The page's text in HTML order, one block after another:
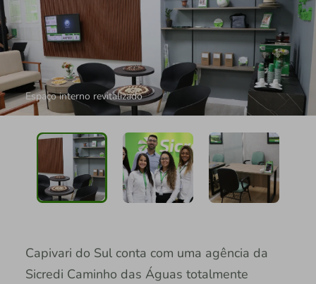
Espaço interno revitalizado
Capivari do Sul conta com uma agência da
Sicredi Caminho das Águas totalmente